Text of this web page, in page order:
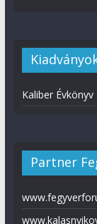
Kaliber Évkönyv
Partner